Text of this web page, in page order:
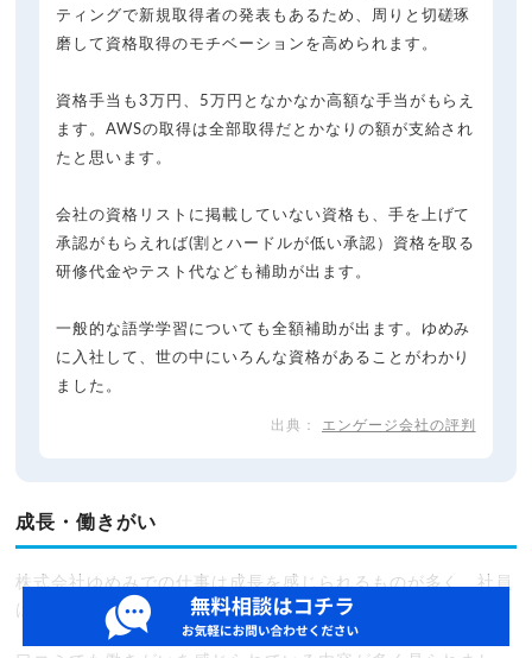
ティングで新規取得者の発表もあるため、周りと切磋琢
磨して資格取得のモチベーションを高められます。
資格手当も3万円、5万円となかなか高額な手当がもらえ
ます。AWSの取得は全部取得だとかなりの額が支給され
たと思います。
会社の資格リストに掲載していない資格も、手を上げて
承認がもらえれば(割とハードルが低い承認）資格を取る
研修代金やテスト代なども補助が出ます。
一般的な語学学習についても全額補助が出ます。ゆめみ
に入社して、世の中にいろんな資格があることがわかり
ました。
エンゲージ会社の評判
成長・働きがい
株式会社ゆめみでの仕事は成長を感じられるものが多く、社員
は非常にやりがいを感じています。